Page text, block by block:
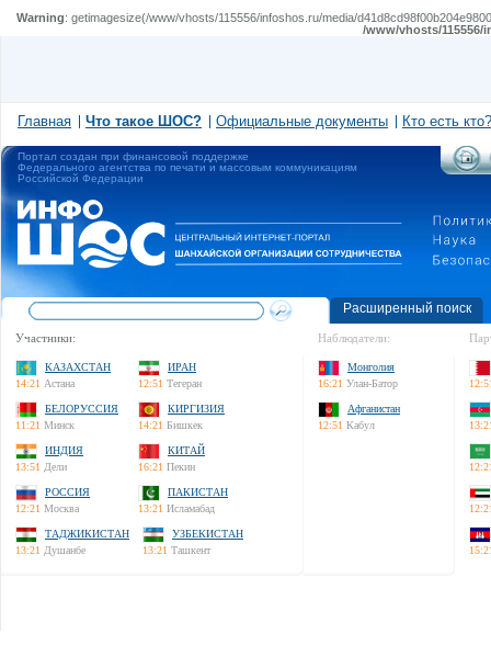
Warning: getimagesize(/www/vhosts/115556/infoshos.ru/media/
/www/vhosts/
Главная Что такое ШОС? Официальные документы Кто есть кто?
Портал создан при финансовой поддержке
Федерального агентства по печати и массовым коммуникациям
Российской Федерации
Расширенный поиск
Участники:
КАЗАХСТАН
14:21 Астана
ИРАН
12:51 Тегеран
БЕЛОРУССИЯ
11:21 Минск
КИРГИЗИЯ
14:21 Бишкек
ИНДИЯ
13:51 Дели
КИТАЙ
16:21 Пекин
РОССИЯ
12:21 Москва
ПАКИСТАН
13:21 Исламабад
ТАДЖИКИСТАН
13:21 Душанбе
УЗБЕКИСТАН
13:21 Ташкент
Наблюдатели:
Монголия
16:21 Улан-Батор
Афганистан
12:51 Кабул